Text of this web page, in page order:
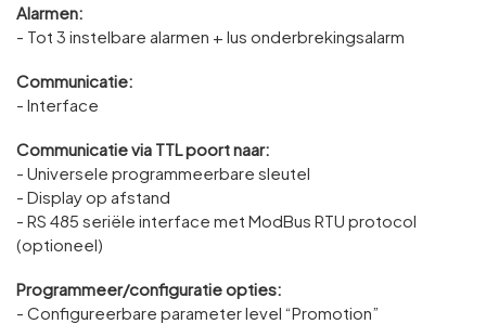
Alarmen:
- Tot 3 instelbare alarmen + lus onderbrekingsalarm
Communicatie:
- Interface
Communicatie via TTL poort naar:
- Universele programmeerbare sleutel
- Display op afstand
- RS 485 seriële interface met ModBus RTU protocol
(optioneel)
Programmeer/configuratie opties:
- Configureerbare parameter level “Promotion”